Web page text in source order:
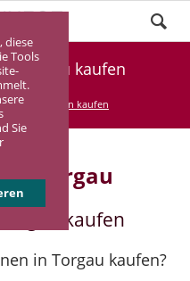
diese
Tools
Sie
Torgau kaufen
Wohnen kaufen
in Torgau
kaufen
in Torgau kaufen?